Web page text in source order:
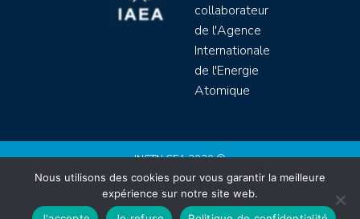
collaborateur
de l'Agence
Internationale
de l'Energie
Atomique
INSTN CEA 2020 ©
Politique de protection de données (rgpd)
Règlement intérieur
Mentions légales
Nous utilisons des cookies pour vous garantir la meilleure
expérience sur notre site web.